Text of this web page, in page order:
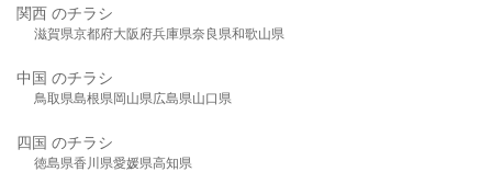
関西 のチラシ
滋賀県京都府大阪府兵庫県奈良県和歌山県
中国 のチラシ
鳥取県島根県岡山県広島県山口県
四国 のチラシ
徳島県香川県愛媛県高知県